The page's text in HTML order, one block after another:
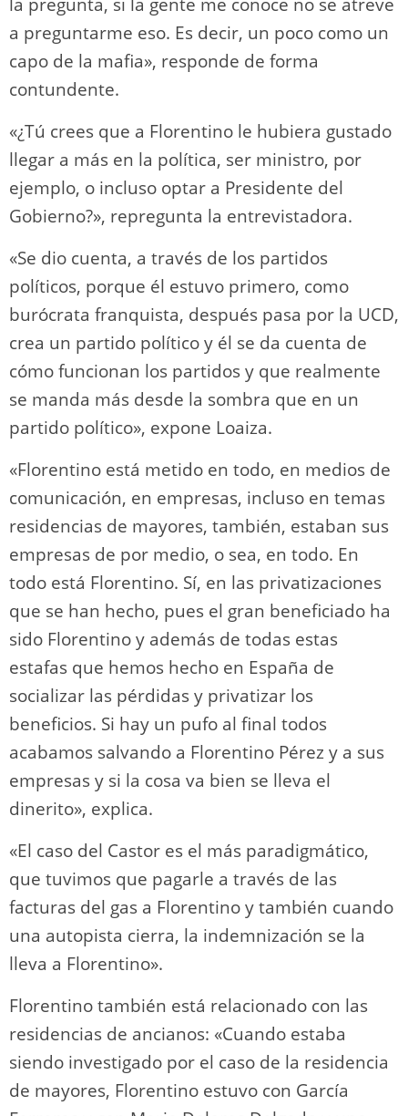
a preguntarme eso. Es decir, un poco como un
capo de la mafia», responde de forma
contundente.
«¿Tú crees que a Florentino le hubiera gustado
llegar a más en la política, ser ministro, por
ejemplo, o incluso optar a Presidente del
Gobierno?», repregunta la entrevistadora.
«Se dio cuenta, a través de los partidos
políticos, porque él estuvo primero, como
burócrata franquista, después pasa por la UCD,
crea un partido político y él se da cuenta de
cómo funcionan los partidos y que realmente
se manda más desde la sombra que en un
partido político», expone Loaiza.
«Florentino está metido en todo, en medios de
comunicación, en empresas, incluso en temas
residencias de mayores, también, estaban sus
empresas de por medio, o sea, en todo. En
todo está Florentino. Sí, en las privatizaciones
que se han hecho, pues el gran beneficiado ha
sido Florentino y además de todas estas
estafas que hemos hecho en España de
socializar las pérdidas y privatizar los
beneficios. Si hay un pufo al final todos
acabamos salvando a Florentino Pérez y a sus
empresas y si la cosa va bien se lleva el
dinerito», explica.
«El caso del Castor es el más paradigmático,
que tuvimos que pagarle a través de las
facturas del gas a Florentino y también cuando
una autopista cierra, la indemnización se la
lleva a Florentino».
Florentino también está relacionado con las
residencias de ancianos: «Cuando estaba
siendo investigado por el caso de la residencia
de mayores, Florentino estuvo con García